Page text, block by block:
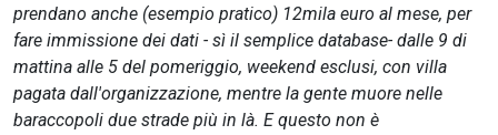
prendano anche (esempio pratico) 12mila euro al mese, per
fare immissione dei dati - sì il semplice database- dalle 9 di
mattina alle 5 del pomeriggio, weekend esclusi, con villa
pagata dall'organizzazione, mentre la gente muore nelle
baraccopoli due strade più in là. E questo non è